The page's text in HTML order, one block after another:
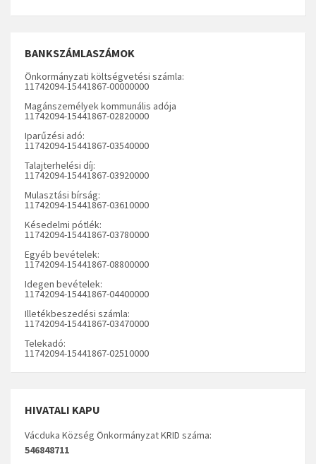
BANKSZÁMLASZÁMOK
Önkormányzati költségvetési számla:
11742094-15441867-00000000
Magánszemélyek kommunális adója
11742094-15441867-02820000
Iparűzési adó:
11742094-15441867-03540000
Talajterhelési díj:
11742094-15441867-03920000
Mulasztási bírság:
11742094-15441867-03610000
Késedelmi pótlék:
11742094-15441867-03780000
Egyéb bevételek:
11742094-15441867-08800000
Idegen bevételek:
11742094-15441867-04400000
Illetékbeszedési számla:
11742094-15441867-03470000
Telekadó:
11742094-15441867-02510000
HIVATALI KAPU
Vácduka Község Önkormányzat KRID száma:
546848711